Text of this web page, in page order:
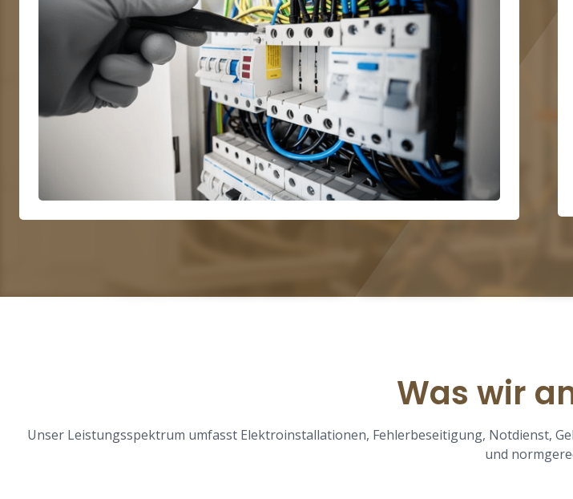
Was wir
Unser Leistungsspektrum umfasst Elektroinstallationen, Fehlerbeseitigung, Notdienst,
und